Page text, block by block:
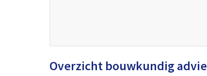
Overzicht bouwkundig